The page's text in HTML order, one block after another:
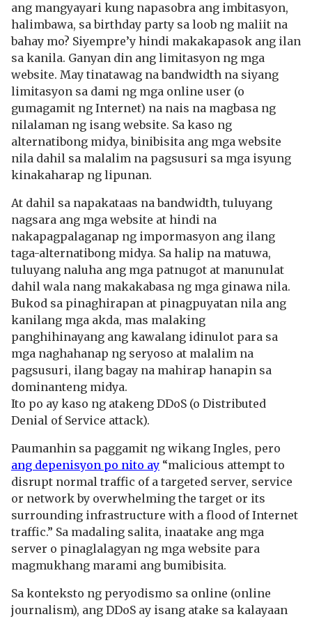
ang mangyayari kung napasobra ang imbitasyon,
halimbawa, sa birthday party sa loob ng maliit na
bahay mo? Siyempre’y hindi makakapasok ang ilan
sa kanila. Ganyan din ang limitasyon ng mga
website. May tinatawag na bandwidth na siyang
limitasyon sa dami ng mga online user (o
gumagamit ng Internet) na nais na magbasa ng
nilalaman ng isang website. Sa kaso ng
alternatibong midya, binibisita ang mga website
nila dahil sa malalim na pagsusuri sa mga isyung
kinakaharap ng lipunan.
At dahil sa napakataas na bandwidth, tuluyang
nagsara ang mga website at hindi na
nakapagpalaganap ng impormasyon ang ilang
taga-alternatibong midya. Sa halip na matuwa,
tuluyang naluha ang mga patnugot at manunulat
dahil wala nang makakabasa ng mga ginawa nila.
Bukod sa pinaghirapan at pinagpuyatan nila ang
kanilang mga akda, mas malaking
panghihinayang ang kawalang idinulot para sa
mga naghahanap ng seryoso at malalim na
pagsusuri, ilang bagay na mahirap hanapin sa
dominanteng midya.
Ito po ay kaso ng atakeng DDoS (o Distributed
Denial of Service attack).
Paumanhin sa paggamit ng wikang Ingles, pero
ang depenisyon po nito ay “malicious attempt to
disrupt normal traffic of a targeted server, service
or network by overwhelming the target or its
surrounding infrastructure with a flood of Internet
traffic.” Sa madaling salita, inaatake ang mga
server o pinaglalagyan ng mga website para
magmukhang marami ang bumibisita.
Sa konteksto ng peryodismo sa online (online
journalism), ang DDoS ay isang atake sa kalayaan